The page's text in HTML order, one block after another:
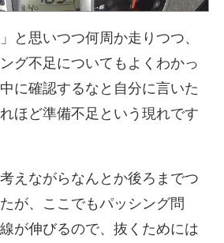
と思いつつ何周か走りつつ、
グ不足についてもよくわかっ
に確認するなと自分に言いた
ほど準備不足という現れです
えながらなんとか後ろまでつ
が、ここでもパッシング問
が伸びるので、抜くためには